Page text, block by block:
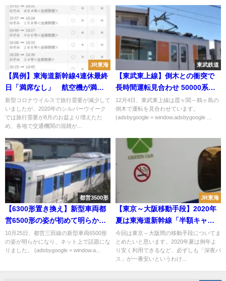
JR東海
【異例】東海道新幹線4連休最終
日「満席なし」 航空機が満
席・高速道路は混雑なのに一体
なぜ？
新型コロナウイルスで旅行需要が減少して
いましたが、2020年のシルバーウイーク
では旅行需要が8月のお盆より増えたた
め、各地で交通機関の混雑が...
東武鉄道
【東武東上線】倒木との衝突で
長時間運転見合わせ 50000系
51005Fのパンタグラフが大破
12月4日、東武東上線は霞ヶ関～鶴ヶ島の
倒木で運転を見合わせています。
(adsbygoogle = window.adsbygoogle ...
都営3500形
【6300形置き換え】新型車両都
営6500形の姿が初めて明らかに
あおなみ線みたい?
10月25日、都営三田線の新型車両6500形
の姿が明らかになり、ネット上で話題にな
りました。 (adsbygoogle = window.a...
JR東海
【東京～大阪移動手段】2020年
夏は東海道新幹線「半額キャン
ペーン」 格安旅行でグリーン
車・高級ホテルを体験できる！
今回は東京～大阪間の移動手段についてま
とめたいと思います。2020年夏は例年よ
り安く利用できるなど、必ずしも「深夜バ
ス」が一番安いというわけ...